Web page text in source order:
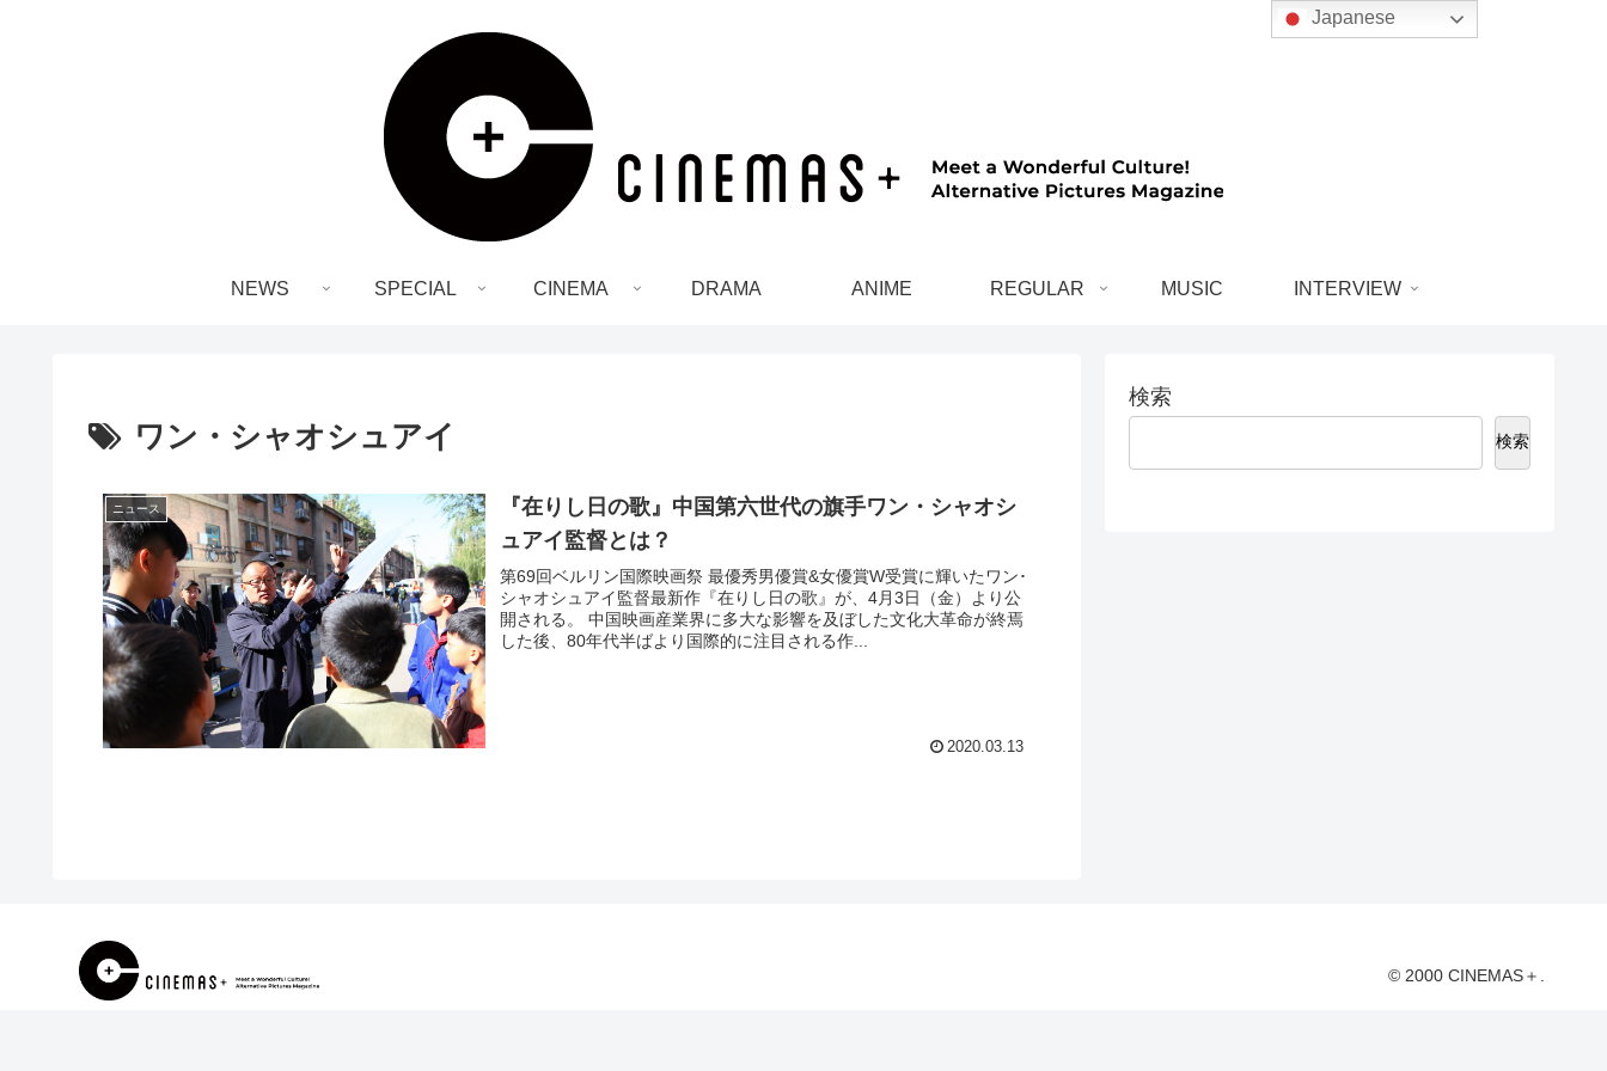
NEWS SPECIAL CINEMA DRAMA ANIME REGULAR MUSIC INTERVIEW
ワン・シャオシュアイ
ニュース
『在りし日の歌』中国第六世代の旗手ワン・シャオシ
ュアイ監督とは？
第69回ベルリン国際映画祭 最優秀男優賞&女優賞W受賞に輝いたワン･
シャオシュアイ監督最新作『在りし日の歌』が、4月3日（金）より公
開される。 中国映画産業界に多大な影響を及ぼした文化大革命が終焉
した後、80年代半ばより国際的に注目される作...
2020.03.13
検索
検索
© 2000 CINEMAS＋.
Japanese